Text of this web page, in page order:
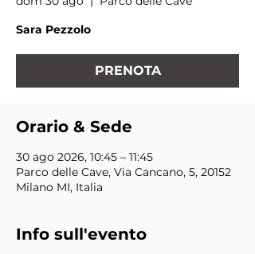
Sara Pezzolo
PRENOTA
Orario & Sede
30 ago 2026, 10:45 – 11:45
Parco delle Cave, Via Cancano, 5, 20152
Milano MI, Italia
Info sull'evento